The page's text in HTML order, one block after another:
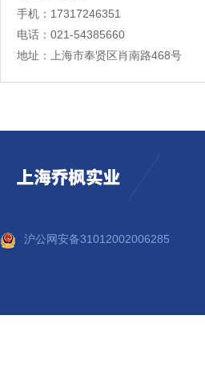
手机：17317246351
电话：021-54385660
地址：上海市奉贤区肖南路468号
沪公网安备31012002006285